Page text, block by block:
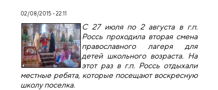
02/08/2015 - 22:11
С 27 июля по 2 августа в г.п.
Россь проходила вторая смена
православного лагеря для
детей школьного возраста. На
этот раз в г.п. Россь отдыхали
местные ребята, которые посещают воскресную
школу поселка.